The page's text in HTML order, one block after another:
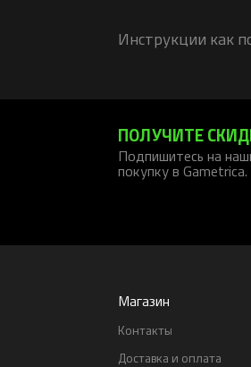
Инструкции как
ПОЛУЧИТЕ
Подпишитесь на
покупку в
Магазин
Контакты
Доставка и оплата